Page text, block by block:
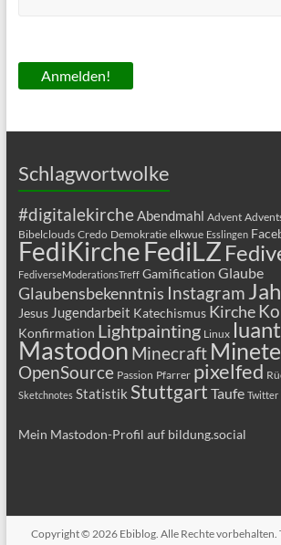
Schlagwortwolke
#digitalekircheAbendmahl Advent
Bibelclouds Credo Demokratie elkwue Esslingen
FediKircheFediLZ
FediverseModerationsTreff Gamification Glaube
Glaubensbekenntnis Instagram
Jesus Jugendarbeit Katechismus Kirche
Konfirmation Lightpainting Linux
Mastodon Minecraft
OpenSource Passion Pfarrer pixelfed
Sketchnotes Statistik Stuttgart Taufe Twitter
Mein Mastodon-Profil auf bildung.social
Copyright © 2026 Ebiblog . Alle Rechte